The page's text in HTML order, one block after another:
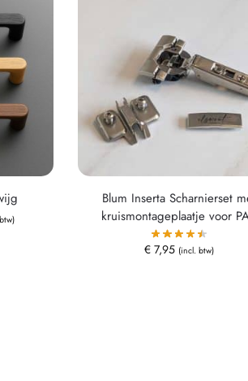
Blum Inserta Scharnierset
kruismontageplaatje voor
€7,95 (incl. btw)